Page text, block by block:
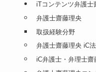
iTコンテンツ弁護士
弁護士齋藤理央
取扱経験分野
弁護士齋藤理央 iC
iC弁護士・弁理士